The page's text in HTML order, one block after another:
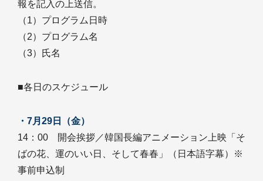
報を記入の上送信。
（1）プログラム日時
（2）プログラム名
（3）氏名
■各日のスケジュール
・7月29日（金）
14：00 開会挨拶／韓国長編アニメーション上映「そ
ばの花、運のいい日、そして春春」（日本語字幕）※
事前申込制